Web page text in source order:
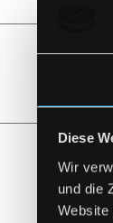
Diese
Wir
und die
Website